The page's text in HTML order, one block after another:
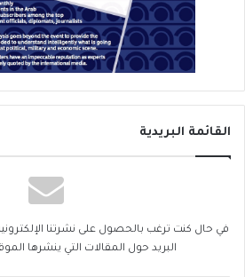
القائمة البريدية
في حال كنت ترغب بالحصول على نشرتنا
البريد حول المقالات التي ينشرها